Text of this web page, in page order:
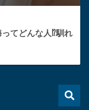
てどんな人⁉︎馴れ